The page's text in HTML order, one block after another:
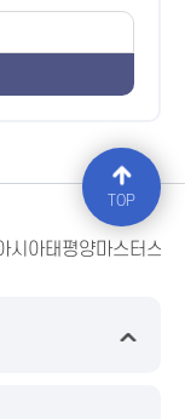
시아태평양마스터스대
TOP